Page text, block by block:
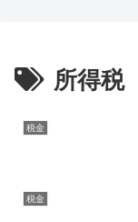
所得税
税金
税金